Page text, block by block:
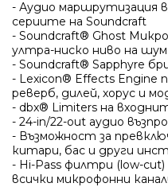
- Аудио маршрутизация
сериите на Soundcraft
- Soundcraft® Ghost
ултра-ниско ниво на шум
- Soundcraft® Sapphyre
- Lexicon® Effects
реверб, дилей, хорус и
- dbx® Limiters на
- 24-in/22-out аудио
- Възможност за
китари, бас и други
- Hi-Pass филтри (low-
всички микрофонни